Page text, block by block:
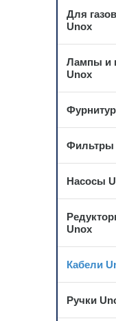
Для
Unox
Лампы и
Unox
Фильтры
Насосы
Unox
Кабели
Ручки